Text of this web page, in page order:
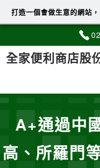
全家便利商店股
A+通過中
高、所羅門
打造一個會做生意的網站